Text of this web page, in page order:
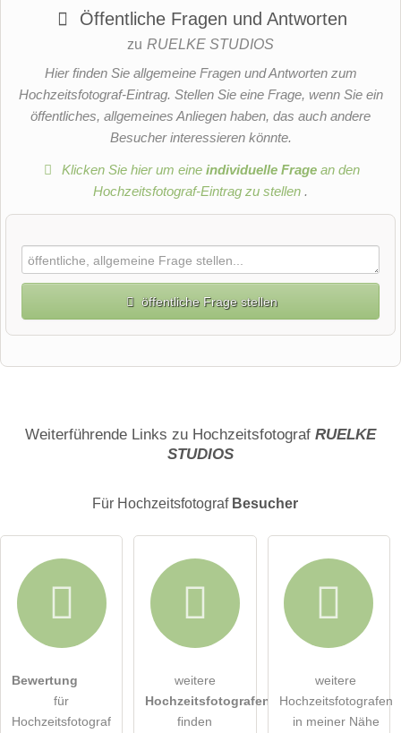
Öffentliche Fragen und Antworten
zu RUELKE STUDIOS
Hier finden Sie allgemeine Fragen und Antworten zum
Hochzeitsfotograf-Eintrag. Stellen Sie eine Frage, wenn Sie ein
öffentliches, allgemeines Anliegen haben, das auch andere
Besucher interessieren könnte.
Klicken Sie hier um eineindividuelle Frage an den
Hochzeitsfotograf-Eintrag zu stellen .
öffentliche Frage stellen
E-Mail-Adresse (wird nicht veröffentlicht)
Die Datenschutzerklärung habe ich zur Kenntnis genommen.
Weiterführende Links zu Hochzeitsfotograf RUELKE
STUDIOS
Für Hochzeitsfotograf Besucher
Bewertung
für
Hochzeitsfotograf
weitere
Hochzeitsfotografen
finden
weitere
Hochzeitsfotografen
in meiner Nähe